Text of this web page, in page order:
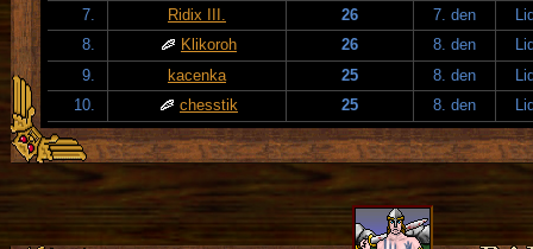
7.
Ridix III. 26 7. den
8.
Klikoroh 26 8. den
9.
kacenka 25 8. den
10.
chesstik 25 8. den